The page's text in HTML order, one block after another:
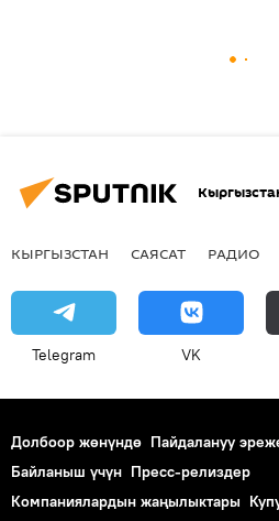
КЫРГЫЗСТАН САЯСАТ РАДИО
Telegram VK
Долбоор жөнүндө Пайдалануу
Байланыш үчүн Пресс-релиздер
Компаниялардын жаңылыктары